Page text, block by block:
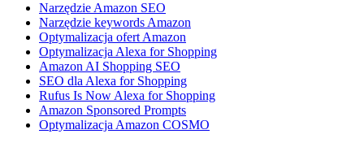
Narzędzie Amazon SEO
Narzędzie keywords Amazon
Optymalizacja ofert Amazon
Optymalizacja Alexa for Shopping
Amazon AI Shopping SEO
SEO dla Alexa for Shopping
Rufus Is Now Alexa for Shopping
Amazon Sponsored Prompts
Optymalizacja Amazon COSMO